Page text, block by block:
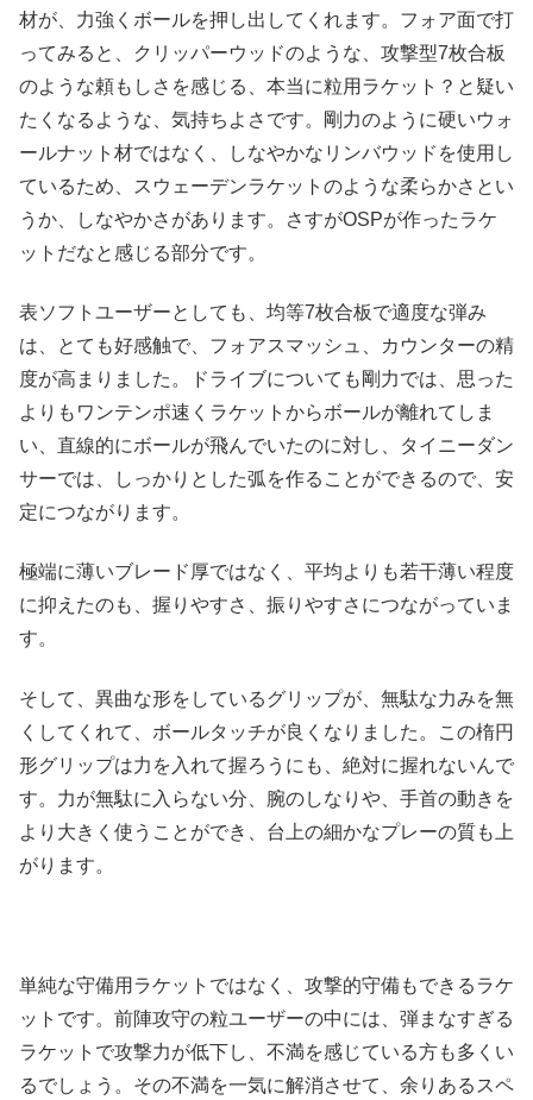
材が、力強くボールを押し出してくれます。フォア面で打
ってみると、クリッパーウッドのような、攻撃型7枚合板
のような頼もしさを感じる、本当に粒用ラケット？と疑い
たくなるような、気持ちよさです。剛力のように硬いウォ
ールナット材ではなく、しなやかなリンバウッドを使用し
ているため、スウェーデンラケットのような柔らかさとい
うか、しなやかさがあります。さすがOSPが作ったラケ
ットだなと感じる部分です。
表ソフトユーザーとしても、均等7枚合板で適度な弾み
は、とても好感触で、フォアスマッシュ、カウンターの精
度が高まりました。ドライブについても剛力では、思った
よりもワンテンポ速くラケットからボールが離れてしま
い、直線的にボールが飛んでいたのに対し、タイニーダン
サーでは、しっかりとした弧を作ることができるので、安
定につながります。
極端に薄いブレード厚ではなく、平均よりも若干薄い程度
に抑えたのも、握りやすさ、振りやすさにつながっていま
す。
そして、異曲な形をしているグリップが、無駄な力みを無
くしてくれて、ボールタッチが良くなりました。この楕円
形グリップは力を入れて握ろうにも、絶対に握れないんで
す。力が無駄に入らない分、腕のしなりや、手首の動きを
より大きく使うことができ、台上の細かなプレーの質も上
がります。
単純な守備用ラケットではなく、攻撃的守備もできるラケ
ットです。前陣攻守の粒ユーザーの中には、弾まなすぎる
ラケットで攻撃力が低下し、不満を感じている方も多くい
るでしょう。その不満を一気に解消させて、余りあるスペ